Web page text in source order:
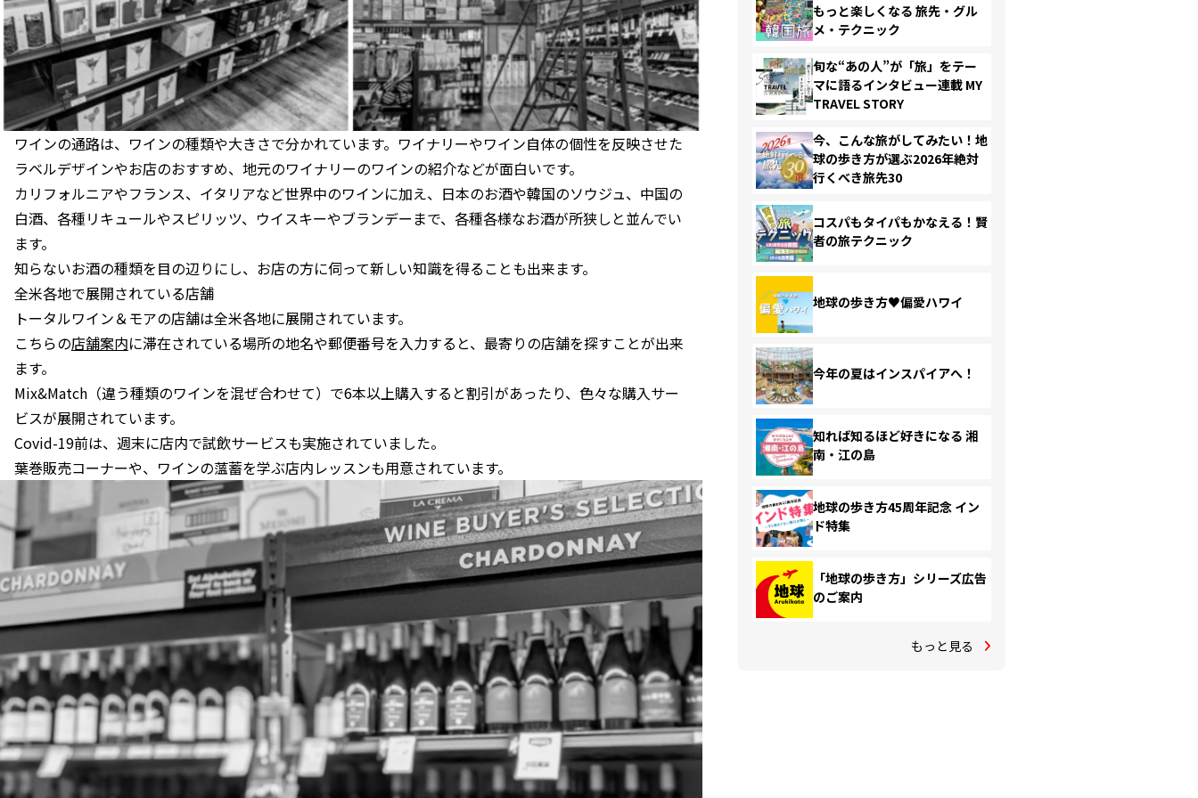
ワインの通路は、ワインの種類や大きさで分かれています。ワイナリーやワイン自体の個性を反映させた
ラベルデザインやお店のおすすめ、地元のワイナリーのワインの紹介などが面白いです。
カリフォルニアやフランス、イタリアなど世界中のワインに加え、日本のお酒や韓国のソウジュ、中国の
白酒、各種リキュールやスピリッツ、ウイスキーやブランデーまで、各種各様なお酒が所狭しと並んでい
ます。
知らないお酒の種類を目の辺りにし、お店の方に伺って新しい知識を得ることも出来ます。
全米各地で展開されている店舗
トータルワイン＆モアの店舗は全米各地に展開されています。
こちらの店舗案内に滞在されている場所の地名や郵便番号を入力すると、最寄りの店舗を探すことが出来
ます。
Mix&Match（違う種類のワインを混ぜ合わせて）で6本以上購入すると割引があったり、色々な購入サー
ビスが展開されています。
Covid-19前は、週末に店内で試飲サービスも実施されていました。
葉巻販売コーナーや、ワインの薀蓄を学ぶ店内レッスンも用意されています。
もっと楽しくなる 旅先・グル
メ・テクニック
旬な“あの人”が「旅」をテー
マに語るインタビュー連載 MY
TRAVEL STORY
今、こんな旅がしてみたい！地
球の歩き方が選ぶ2026年絶対
行くべき旅先30
コスパもタイパもかなえる！賢
者の旅テクニック
地球の歩き方♥偏愛ハワイ
今年の夏はインスパイアへ！
知れば知るほど好きになる 湘
南・江の島
地球の歩き方45周年記念 イン
ド特集
「地球の歩き方」シリーズ広告
のご案内
もっと見る